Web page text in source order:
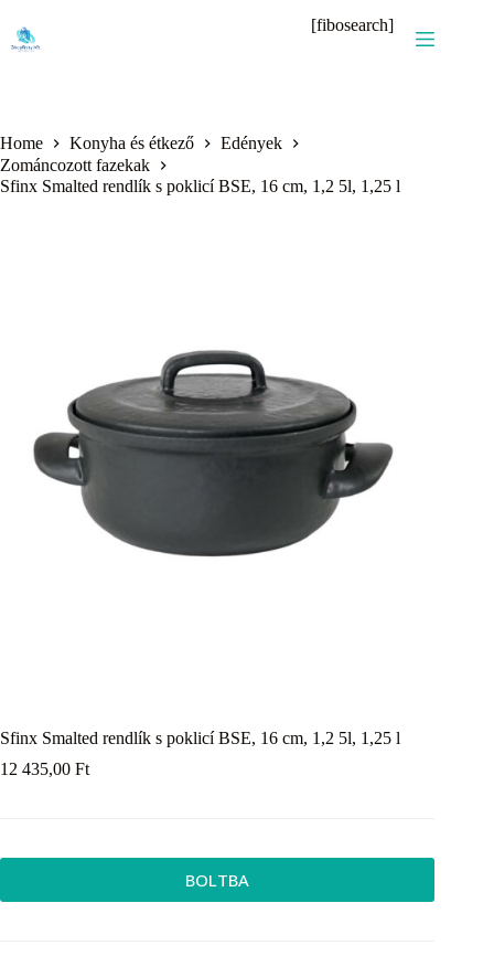
content
[fibosearch]
Home Konyha és étkező
Edények
Zománcozott fazekak
Sfinx Smalted rendlík s poklicí BSE, 16 cm, 1,2 5l, 1,25 l
Sfinx Smalted rendlík s poklicí BSE, 16 cm, 1,2 5l, 1,25 l
12 435,00 Ft
BOLTBA